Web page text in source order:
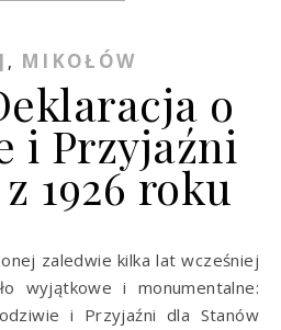
, MIKOŁÓW
o
i Przyjaźni
1926 roku
wyjątkowe i monumentalne:
i Przyjaźni dla Stanów